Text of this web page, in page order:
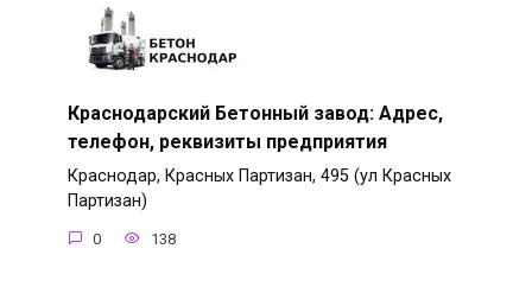
Краснодарский Бетонный завод: Адрес,
телефон, реквизиты предприятия
Краснодар, Красных Партизан, 495 (ул Красных
Партизан)
0 138